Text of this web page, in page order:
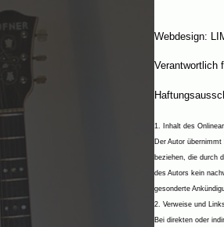
Webdesign:
Verantwortlich
1. Inhalt des
Der Autor
beziehen, die durch
des Autors kein
gesonderte
2. Verweise und
Bei direkten oder